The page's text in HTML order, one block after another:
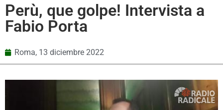
Perù, que golpe! Intervista a
Fabio Porta
Roma, 13 diciembre 2022